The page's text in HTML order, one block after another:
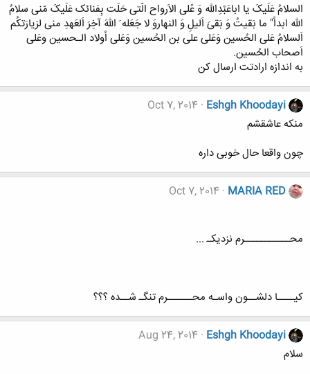
السلامُ عَلَیکَ یا اباعَبْدِاللّه وَ عًلی الاَرواح الّتی حَلَت بِفنائک عَلَیکَ مّنی سلامُ
اللّه ابداً" ما بَقیتُ وَ بَقیَ اَلیلِ وَ النهاروَ لا جَعَله َ اللّهَ آخِرَ اَلعَهدِ منی لزیارَتکُم
اَلسلامُ عَلی الحُسین وَعَلی علی بن الحُسین وَعَلی اُولاد الـحسین وعَلی
اَصحاب الحُسین.
به اندازه ارادتت ارسال کن
Eshgh Khoodayi
Oct 7, 2014
منکه عاشقشم
چون واقعا حال خوبی داره
MARIA RED
Oct 7, 2014
محـــــــــــرم نزدیکـ ...
کیــــا دلشــون واسـه محــــــرم تنگـ شــده ؟؟؟
Eshgh Khoodayi
Aug 24, 2014
سلام